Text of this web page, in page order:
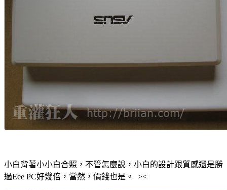
小白背著小小白合照，不管怎麼說，小白的設計跟質感還是勝
過Eee PC好幾倍，當然，價錢也是。 ><